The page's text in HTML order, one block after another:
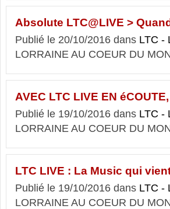
Absolute LTC@LIVE >
Publié le 20/10/2016 dans LTC -
LORRAINE AU COEUR DU
AVEC LTC LIVE EN
Publié le 19/10/2016 dans LTC -
LORRAINE AU COEUR DU
LTC LIVE : La Music qui
Publié le 19/10/2016 dans LTC -
LORRAINE AU COEUR DU